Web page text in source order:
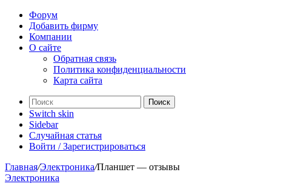
Форум
Добавить фирму
Компании
О сайте
Обратная связь
Политика конфиденциальности
Карта сайта
Поиск
Switch skin
Sidebar
Случайная статья
Войти / Зарегистрироваться
Главная/Электроника/Планшет — отзывы
Электроника